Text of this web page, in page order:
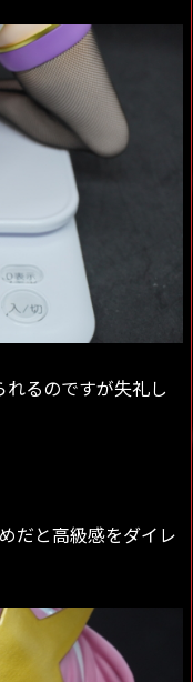
るのですが失礼し
だと高級感をダイレ